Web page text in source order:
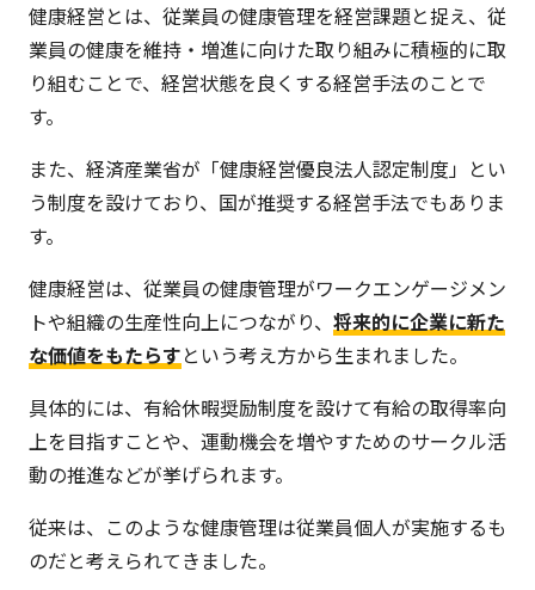
健康経営とは、従業員の健康管理を経営課題と捉え、従
業員の健康を維持・増進に向けた取り組みに積極的に取
り組むことで、経営状態を良くする経営手法のことで
す。
また、経済産業省が「健康経営優良法人認定制度」とい
う制度を設けており、国が推奨する経営手法でもありま
す。
健康経営は、従業員の健康管理がワークエンゲージメン
トや組織の生産性向上につながり、 将来的に企業に新た
な価値をもたらすという考え方から生まれました。
具体的には、有給休暇奨励制度を設けて有給の取得率向
上を目指すことや、運動機会を増やすためのサークル活
動の推進などが挙げられます。
従来は、このような健康管理は従業員個人が実施するも
のだと考えられてきました。